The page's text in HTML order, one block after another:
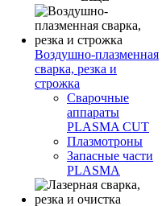
Воздушно-плазменная
сварка, резка и
строжка
Сварочные
аппараты
PLASMA CUT
Плазмотроны
Запасные части
PLASMA